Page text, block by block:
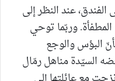
عند النظر إلى
وربّما توحي
البؤس والوجع
السيّدة مناهل رمّال